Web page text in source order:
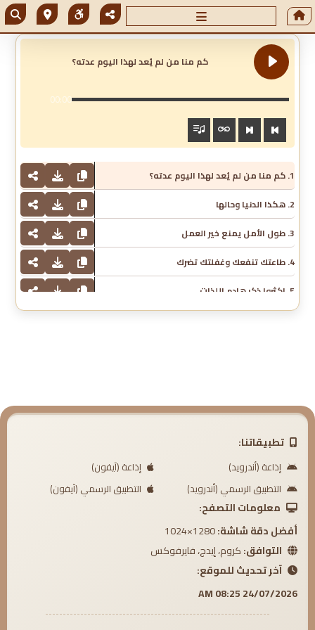
كم منا من لم يُعد لهذا اليوم عدته؟
00:00
1. كم منا من لم يُعد لهذا اليوم عدته؟
2. هكذا الدنيا وحالها
3. طول الأمل يمنع خير العمل
4. طاعتك تنفعك وغفلتك تضرك
5. اكثروا ذكر هادم اللذات
9. حال المؤمن والفاجر بعد الموت
10. تذكر وتفكر تطبيقاتنا:
إذاعة (أندرويد)
إذاعة (آيفون)
التطبيق الرسمي (أندرويد)
التطبيق الرسمي (آيفون)
معلومات التصفح:
أفضل دقة شاشة:
التوافق:كروم، إيدج، فايرفوكس
آخر تحديث للموقع:
24/07/2026 08:25 AM